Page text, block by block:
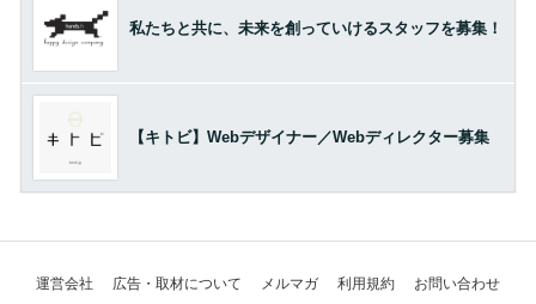
私たちと共に、未来を創っていけるスタッフを募集！
【キトビ】Webデザイナー／Webディレクター募集
運営会社 広告・取材について メルマガ 利用規約 お問い合わせ